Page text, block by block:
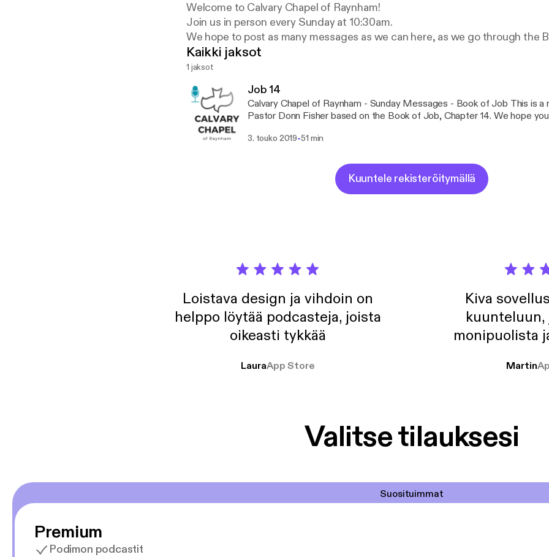
Welcome to Calvary Chapel of Raynham!
Join us in person every Sunday at 10:30am.
We hope to post as many messages as we can here, as we go through the
verse.
Kaikki jaksot
1 jaksot
Job 14
Calvary Chapel of Raynham - Sunday Messages - Book of Job This is a message from
Pastor Donn Fisher based on the Book of Job, Chapter 14. We hope
easier for folks who missed a Sunday or maybe would like to hear the
to stay current with our messages as much as possible. Please visit https://ccraynham.org
[https://ccraynham.org] for more information or to contact us. We are
launching a new website, and look forward to new ways to
3. touko 2019-51 min
Kuuntele rekisteröitymällä
Loistava design ja vihdoin on
helppo löytää podcasteja, joista
oikeasti tykkää
LauraApp Store
Kiva
kuunteluun,
monipuolista
Martin
Valitse tilauksesi
Suosituimmat
Premium
Podimon podcastit